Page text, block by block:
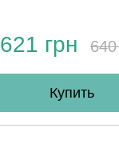
621 грн 640
Купить